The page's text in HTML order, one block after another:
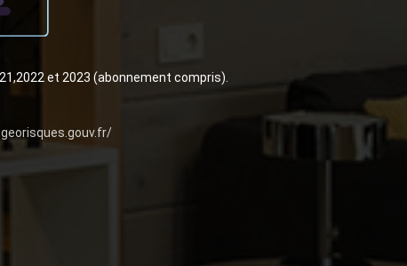
et 2023 (abonnement compris).